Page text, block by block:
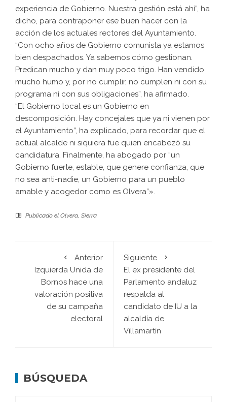
experiencia de Gobierno. Nuestra gestión está ahí”, ha
dicho, para contraponer ese buen hacer con la
acción de los actuales rectores del Ayuntamiento.
“Con ocho años de Gobierno comunista ya estamos
bien despachados. Ya sabemos cómo gestionan.
Predican mucho y dan muy poco trigo. Han vendido
mucho humo y, por no cumplir, no cumplen ni con su
programa ni con sus obligaciones”, ha afirmado.
“El Gobierno local es un Gobierno en
descomposición. Hay concejales que ya ni vienen por
el Ayuntamiento”, ha explicado, para recordar que el
actual alcalde ni siquiera fue quien encabezó su
candidatura. Finalmente, ha abogado por “un
Gobierno fuerte, estable, que genere confianza, que
no sea anti-nadie, un Gobierno para un pueblo
amable y acogedor como es Olvera”».
Publicado el Olvera Sierra
Anterior
Izquierda Unida de
Bornos hace una
valoración positiva
de su campaña
electoral
Siguiente
El ex presidente del
Parlamento andaluz
respalda al
candidato de IU a la
alcaldía de
Villamartín
BÚSQUEDA